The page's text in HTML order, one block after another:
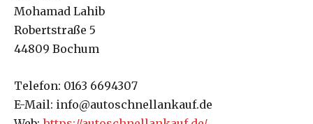
Mohamad Lahib
Robertstraße 5
44809 Bochum
Telefon: 0163 6694307
E-Mail: info@autoschnellankauf.de